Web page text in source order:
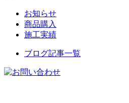
お知らせ
商品購入
施工実績
ブログ記事一覧